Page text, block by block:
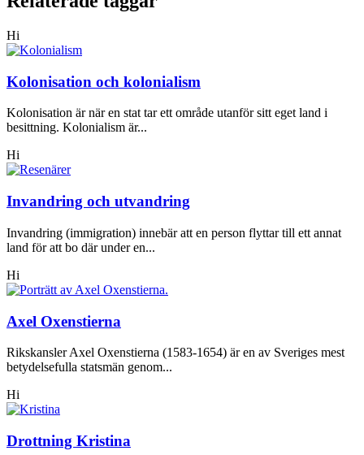
Hi
Kolonisation och kolonialism
Kolonisation är när en stat tar ett område utanför sitt eget land i
besittning. Kolonialism är...
Hi
Invandring och utvandring
Invandring (immigration) innebär att en person flyttar till ett annat
land för att bo där under en...
Hi
Axel Oxenstierna
Rikskansler Axel Oxenstierna (1583-1654) är en av Sveriges mest
betydelsefulla statsmän genom...
Hi
Drottning Kristina